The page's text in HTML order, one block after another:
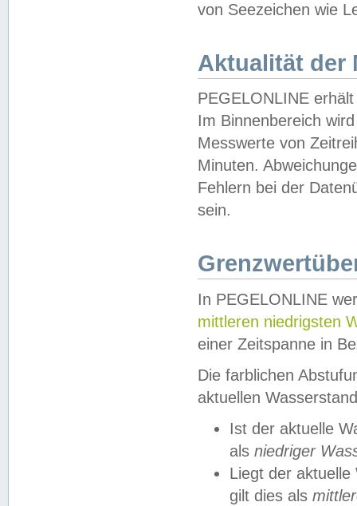
von Seezeichen wie
Aktualität der
PEGELONLINE
Im Binnenbereich
Messwerte von
Minuten.
Fehlern bei der
sein.
In PEGELONLINE
mittleren niedrigsten
einer Zeitspanne in
Die farblichen
aktuellen
Ist der aktuelle
als niedriger
Liegt der
gilt dies als